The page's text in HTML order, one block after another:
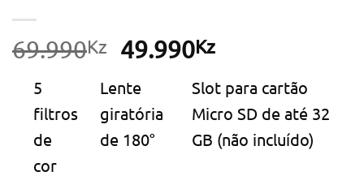
69.990Kz
O
original
era:
69.990Kz.
49.990KzO
atual
é:
49.990Kz.
5
filtros
de
cor
Lente
giratória
de 180°
Slot para cartão
Micro SD de até 32
GB (não incluído)